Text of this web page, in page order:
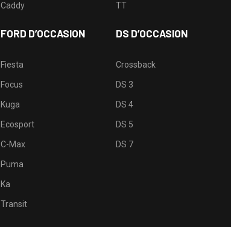
Caddy
FORD D’OCCASION
Fiesta
Focus
Kuga
Ecosport
C-Max
Puma
Ka
Transit
TT
DS D’OCCASION
Crossback
DS 3
DS 4
DS 5
DS 7